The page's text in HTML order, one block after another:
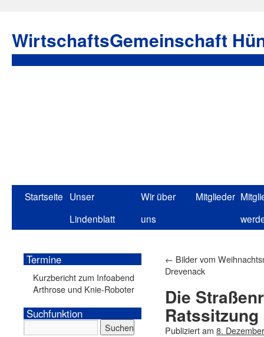
WirtschaftsGemeinschaft
Startseite Unser
Lindenblatt
Wir über
uns
Mitglieder
← Bilder vom
Drevenack
Die
Publiziert am 8.
Termine
Kurzbericht zum Infoabend
Arthrose und Knie-Roboter
Suchfunktion